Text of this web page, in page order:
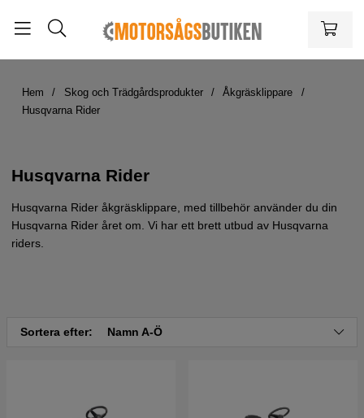
Hem Skog och Trädgårdsprodukter
Åkgräsklippare
Husqvarna Rider
Husqvarna Rider
Husqvarna Rider åkgräsklippare, med tillbehör använder du din
Husqvarna Rider året om. Vi har ett brett utbud av Husqvarna
riders.
Sortera efter: Namn A-Ö